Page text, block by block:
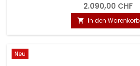
2.090,00 CHF
 In den Warenkorb
Neu